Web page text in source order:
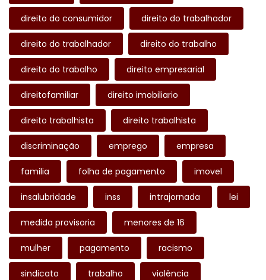
direito do consumidor direito do trabalhador
direito do trabalhador direito do trabalho
direito do trabalho direito empresarial
direitofamiliar direito imobiliario
direito trabalhista direito trabalhista
discriminação emprego empresa
familia folha de pagamento imovel
insalubridade inss intrajornada lei
medida provisoria menores de 16
mulher pagamento racismo
sindicato trabalho violência